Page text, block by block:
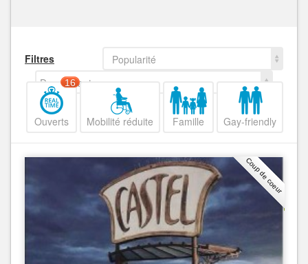
Filtres
Popularité
Decroissant
Ouverts
16
Mobilité réduite Famille Gay-friendly
Coup de coeur